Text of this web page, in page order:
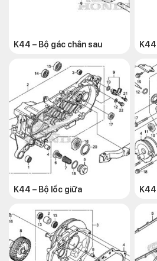
K44 – Bộ gác chân sau
K44 – Bộ lốc giữa